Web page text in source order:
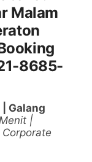
Malam
8685-
Galang
|